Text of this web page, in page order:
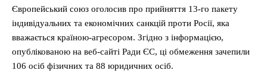
Європейський союз оголосив про прийняття 13-го пакету
індивідуальних та економічних санкцій проти Росії, яка
вважається країною-агресором. Згідно з інформацією,
опублікованою на веб-сайті Ради ЄС, ці обмеження зачепили
106 осіб фізичних та 88 юридичних осіб.